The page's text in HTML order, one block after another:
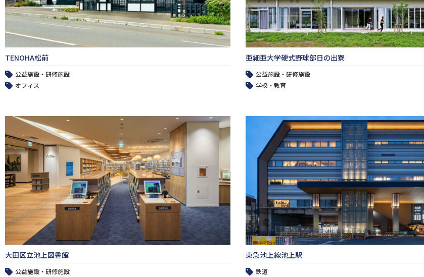
TENOHA松前
公益施設・研修施設
オフィス
亜細亜大学硬式野球部日の出寮
公益施設・研修施設
学校・教育
大田区立池上図書館
公益施設・研修施設
東急池上線池上駅
鉄道